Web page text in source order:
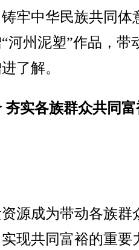
牢中华民族共同体
河州泥塑”作品，带
了解。
夯实各族群众共同
成为带动各族群
现共同富裕的重要